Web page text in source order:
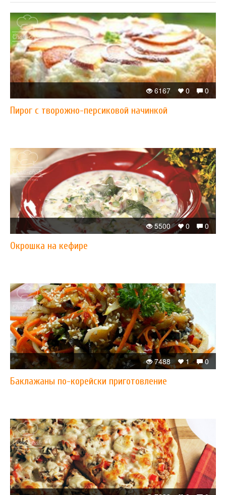
0
0
6167
Пирог с творожно-персиковой начинкой
0
0
5500
Окрошка на кефире
0
1
7488
Баклажаны по-корейски приготовление